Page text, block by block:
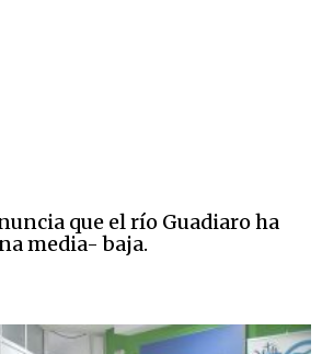
que el río Guadiaro ha
media- baja.